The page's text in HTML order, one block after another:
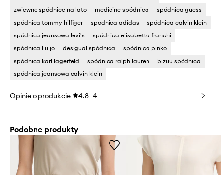
zwiewne spódnice na lato
medicine spódnica
spódnica guess
spódnica tommy hilfiger
spodnica adidas
spódnica calvin klein
spódnica jeansowa levi's
spódnica elisabetta franchi
spódnica liu jo
desigual spódnica
spódnica pinko
spódnica karl lagerfeld
spódnica ralph lauren
bizuu spódnica
spódnica jeansowa calvin klein
Opinie o produkcie 4.8 4
Podobne produkty